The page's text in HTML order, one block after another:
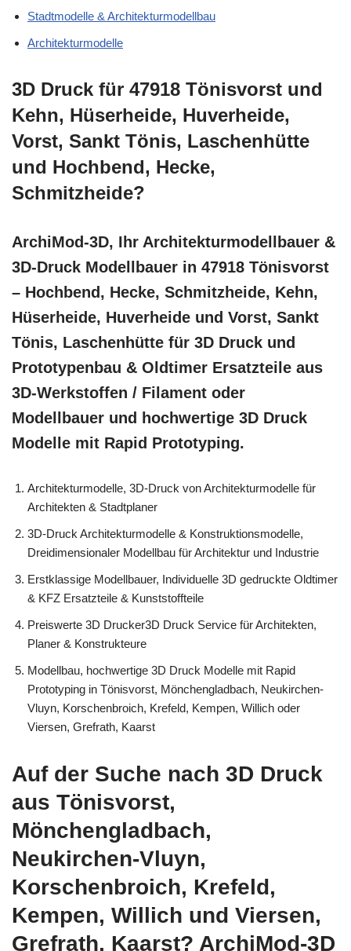
Stadtmodelle & Architekturmodellbau
Architekturmodelle
3D Druck für 47918 Tönisvorst und
Kehn, Hüserheide, Huverheide,
Vorst, Sankt Tönis, Laschenhütte
und Hochbend, Hecke,
Schmitzheide?
ArchiMod-3D, Ihr Architekturmodellbauer &
3D-Druck Modellbauer in 47918 Tönisvorst
– Hochbend, Hecke, Schmitzheide, Kehn,
Hüserheide, Huverheide und Vorst, Sankt
Tönis, Laschenhütte für 3D Druck und
Prototypenbau & Oldtimer Ersatzteile aus
3D-Werkstoffen / Filament oder
Modellbauer und hochwertige 3D Druck
Modelle mit Rapid Prototyping.
Architekturmodelle, 3D-Druck von Architekturmodelle für
Architekten & Stadtplaner
3D-Druck Architekturmodelle & Konstruktionsmodelle,
Dreidimensionaler Modellbau für Architektur und Industrie
Erstklassige Modellbauer, Individuelle 3D gedruckte Oldtimer
& KFZ Ersatzteile & Kunststoffteile
Preiswerte 3D Drucker3D Druck Service für Architekten,
Planer & Konstrukteure
Modellbau, hochwertige 3D Druck Modelle mit Rapid
Prototyping in Tönisvorst, Mönchengladbach, Neukirchen-
Vluyn, Korschenbroich, Krefeld, Kempen, Willich oder
Viersen, Grefrath, Kaarst
Auf der Suche nach 3D Druck
aus Tönisvorst,
Mönchengladbach,
Neukirchen-Vluyn,
Korschenbroich, Krefeld,
Kempen, Willich und Viersen,
Grefrath, Kaarst? ArchiMod-3D